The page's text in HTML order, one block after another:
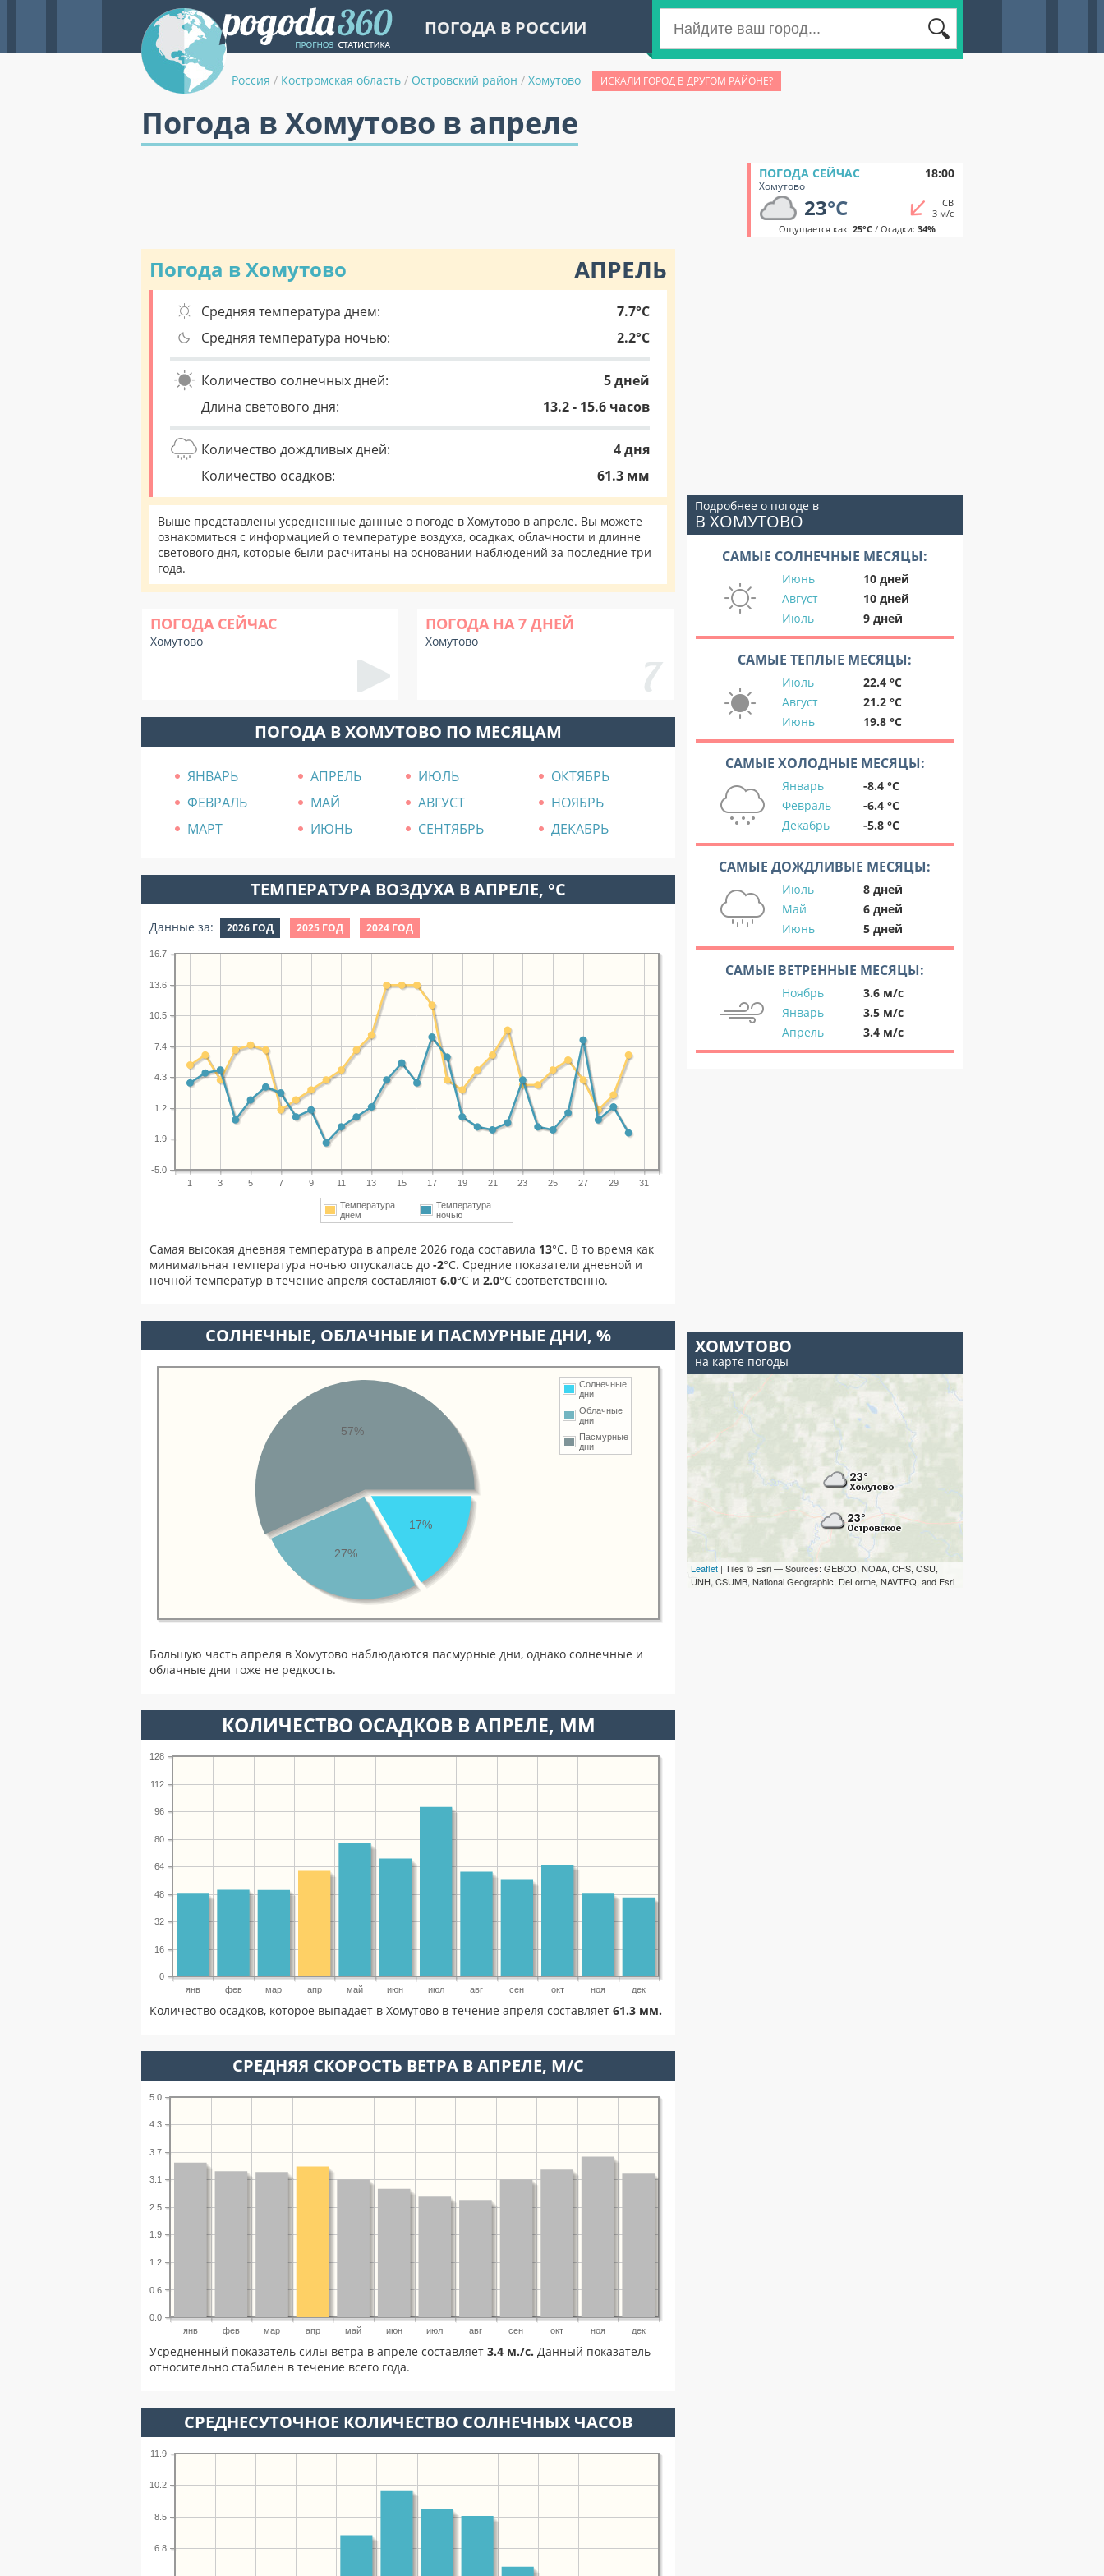
ПОГОДА В РОССИИ
Россия / Костромская область / Островский район / Хомутово ИСКАЛИ ГОРОД В ДРУГОМ РАЙОНЕ?
Погода в Хомутово в апреле
ПОГОДА СЕЙЧАС 18:00
Хомутово
23°C
СВ
3 м/с
Ощущается как: 25°C/ Осадки: 34%
Погода в Хомутово АПРЕЛЬ
Средняя температура днем:
7.7°C
Средняя температура ночью:
2.2°C
Количество солнечных дней:
5 дней
Длина светового дня:
13.2 - 15.6 часов
Количество дождливых дней:
4 дня
Количество осадков:
61.3 мм
Выше представлены усредненные данные о погоде в Хомутово в апреле. Вы можете
ознакомиться с информацией о температуре воздуха, осадках, облачности и длинне
светового дня, которые были расчитаны на основании наблюдений за последние три
года.
ПОГОДА СЕЙЧАС
Хомутово
ПОГОДА НА 7 ДНЕЙ
Хомутово
ПОГОДА В ХОМУТОВО ПО МЕСЯЦАМ
ЯНВАРЬ АПРЕЛЬ ИЮЛЬ
ОКТЯБРЬ
ФЕВРАЛЬ
МАЙ АВГУСТ
НОЯБРЬ
МАРТ
ИЮНЬ СЕНТЯБРЬ ДЕКАБРЬ
ТЕМПЕРАТУРА ВОЗДУХА В АПРЕЛЕ, °C
Данные за: 2026 ГОД 2025 ГОД 2024 ГОД
1 3 5 7 9 11 13 15 17 19 21 23 25 27 29 31
-5.0
-1.9
1.2
4.3
7.4
10.5
13.6
16.7
Температура
днем
Температура
ночью
Самая высокая дневная температура в апреле 2026 года составила 13°С. В то время как
минимальная температура ночью опускалась до -2°C. Средние показатели дневной и
ночной температур в течение апреля составляют 6.0°С и 2.0°С соответственно.
CОЛНЕЧНЫЕ, ОБЛАЧНЫЕ И ПАСМУРНЫЕ ДНИ, %
Солнечные
дни
Облачные
дни
Пасмурные
дни
17%
27%
57%
Большую часть апреля в Хомутово наблюдаются пасмурные дни, однако солнечные и
облачные дни тоже не редкость.
КОЛИЧЕСТВО ОСАДКОВ В АПРЕЛЕ, ММ
янв фев мар апр май июн июл авг сен окт ноя дек
0
16
32
48
64
80
96
112
128
Количество осадков, которое выпадает в Хомутово в течение апреля составляет 61.3 мм.
СРЕДНЯЯ СКОРОСТЬ ВЕТРА В АПРЕЛЕ, М/С
янв фев мар апр май июн июл авг сен окт ноя дек
0.0
0.6
1.2
1.9
2.5
3.1
3.7
4.3
5.0
Усредненный показатель силы ветра в апреле составляет 3.4 м./с. Данный показатель
относительно стабилен в течение всего года.
СРЕДНЕСУТОЧНОЕ КОЛИЧЕСТВО СОЛНЕЧНЫХ ЧАСОВ
6.8
8.5
10.2
11.9
Подробнее о погоде в
В ХОМУТОВО
САМЫЕ СОЛНЕЧНЫЕ МЕСЯЦЫ:
Июнь
10 дней
Август
10 дней
Июль
9 дней
САМЫЕ ТЕПЛЫЕ МЕСЯЦЫ:
Июль
22.4 °C
Август
21.2 °C
Июнь
19.8 °C
САМЫЕ ХОЛОДНЫЕ МЕСЯЦЫ:
Январь
-8.4 °C
Февраль
-6.4 °C
Декабрь
-5.8 °C
САМЫЕ ДОЖДЛИВЫЕ МЕСЯЦЫ:
Июль
8 дней
Май
6 дней
Июнь
5 дней
САМЫЕ ВЕТРЕННЫЕ МЕСЯЦЫ:
Ноябрь
3.6 м/с
Январь
3.5 м/с
Апрель
3.4 м/с
ХОМУТОВО
на карте погоды
Leaflet | Tiles © Esri — Sources: GEBCO, NOAA, CHS, OSU,
UNH, CSUMB, National Geographic, DeLorme, NAVTEQ, and Esri